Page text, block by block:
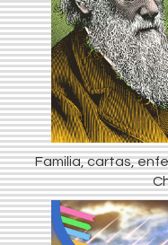
Familia, cartas,